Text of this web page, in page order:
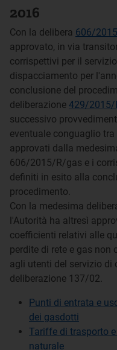
2016
Con la delibera 606/
approvato, in via
corrispettivi per il
dispacciamento per
conclusione del
deliberazione 429/2015/
successivo
eventuale conguaglio
approvati dalla
606/2015/R/gas e i
definiti in esito alla
procedimento.
Con la medesima
l'Autorità ha altresì
coefficienti relativi alle
perdite di rete e gas
agli utenti del servizio di
deliberazione 137/02.
Punti di entrata e
dei gasdotti
Tariffe di trasporto
naturale